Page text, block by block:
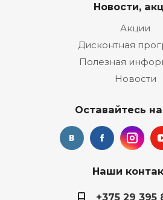
Новости,
Акции
Дисконтная
Полезная
Новости
Оставайтесь
Наши
+375 29 395